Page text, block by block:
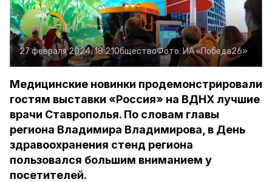
27 февраля 2024, 18:21ОбществоФото:ИА «Победа26»
Медицинские новинки продемонстрировали
гостям выставки «Россия» на ВДНХ лучшие
врачи Ставрополья. По словам главы
региона Владимира Владимирова, в День
здравоохранения стенд региона
пользовался большим вниманием у
посетителей.